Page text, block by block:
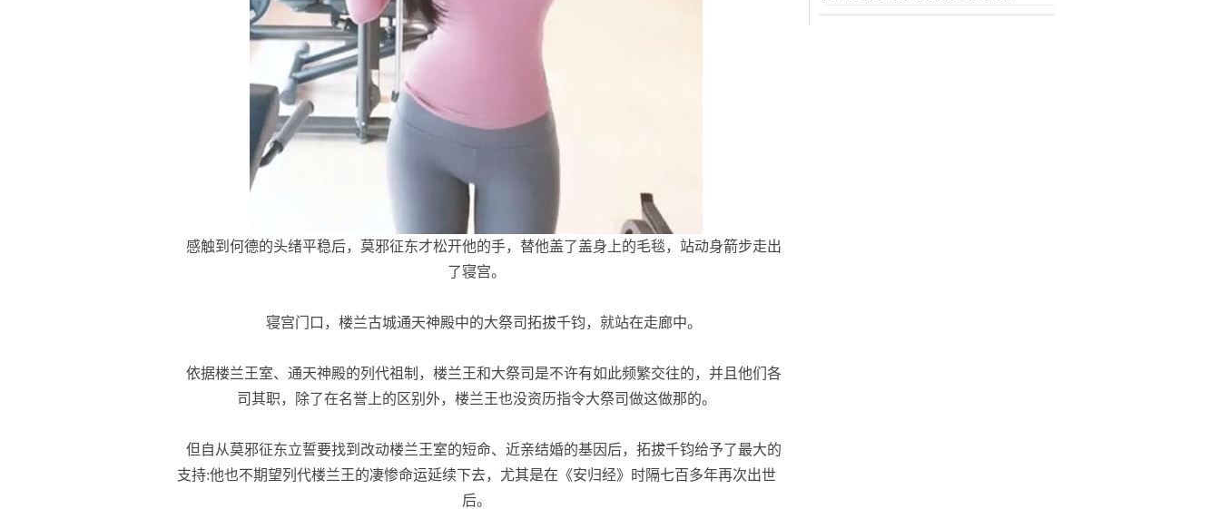
感触到何德的头绪平稳后，莫邪征东才松开他的手，替他盖了盖身上的毛毯，站动身箭步走出
了寝宫。
寝宫门口，楼兰古城通天神殿中的大祭司拓拔千钧，就站在走廊中。
依据楼兰王室、通天神殿的列代祖制，楼兰王和大祭司是不许有如此频繁交往的，并且他们各
司其职，除了在名誉上的区别外，楼兰王也没资历指令大祭司做这做那的。
但自从莫邪征东立誓要找到改动楼兰王室的短命、近亲结婚的基因后，拓拔千钧给予了最大的
支持:他也不期望列代楼兰王的凄惨命运延续下去，尤其是在《安归经》时隔七百多年再次出世
后。